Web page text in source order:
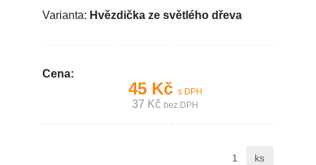
Varianta: Hvězdička ze světlého dřeva
Cena:
45 Kč s DPH
37 Kč bez DPH
ks